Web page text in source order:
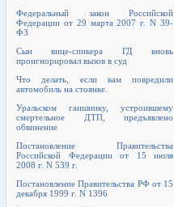
Федеральный закон Российской
Федерации от 29 марта 2007 г. N 39-
ФЗ
Сын вице-спикера ГД вновь
проигнорировал вызов в суд
Что делать, если вам повредили
автомобиль на стоянке.
Уральском гаишнику, устроившему
смертельное ДТП, предъявлено
обвинение
Постановление Правительства
Российской Федерации от 15 июля
2008 г. N 539 г.
Постановление Правительства РФ от 15
декабря 1999 г. N 1396